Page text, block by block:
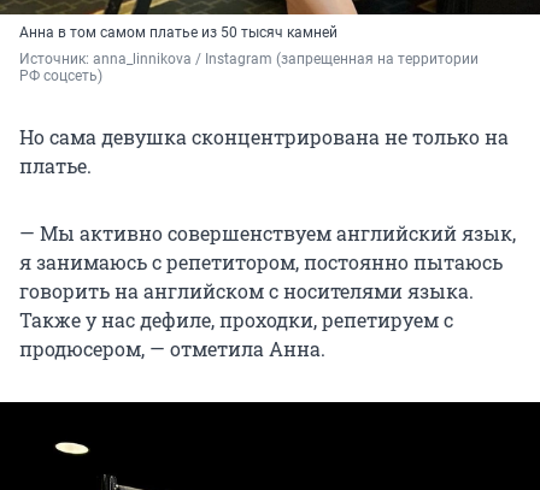
Анна в том самом платье из 50 тысяч камней
Источник: anna_linnikova / Instagram (запрещенная на территории
РФ соцсеть)
Но сама девушка сконцентрирована не только на
платье.
— Мы активно совершенствуем английский язык,
я занимаюсь с репетитором, постоянно пытаюсь
говорить на английском с носителями языка.
Также у нас дефиле, проходки, репетируем с
продюсером, — отметила Анна.